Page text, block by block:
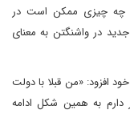
چه چیزی ممکن است در
جدید در واشنگتن به معنای
افزود: «من قبلا با دولت
دارم به همین شکل ادامه